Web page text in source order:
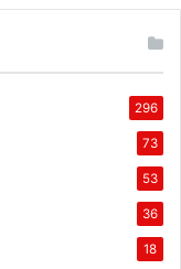
296
73
53
36
18